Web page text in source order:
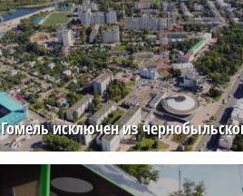
Гомель исключен из